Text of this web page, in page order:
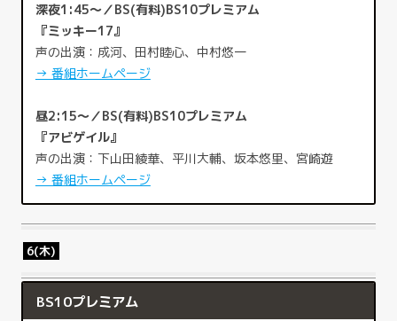
深夜1:45～／BS(有料)BS10プレミアム
『ミッキー17』
声の出演：成河、田村睦心、中村悠一
→ 番組ホームページ
昼2:15～／BS(有料)BS10プレミアム
『アビゲイル』
声の出演：下山田綾華、平川大輔、坂本悠里、宮崎遊
→ 番組ホームページ
6(木)
BS10プレミアム